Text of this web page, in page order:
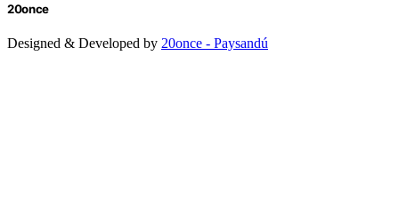
20once
Designed & Developed by 20once - Paysandú